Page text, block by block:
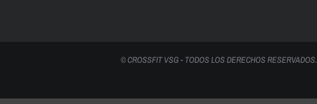
© CROSSFIT VSG - TODOS LOS DERECHOS RESERVADOS.